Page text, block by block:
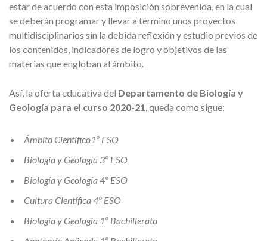
estar de acuerdo con esta imposición sobrevenida, en la cual
se deberán programar y llevar a término unos proyectos
multidisciplinarios sin la debida reflexión y estudio previos de
los contenidos, indicadores de logro y objetivos de las
materias que engloban al ámbito.
Así, la oferta educativa del Departamento de Biología y
Geología para el curso 2020-21, queda como sigue:
Ámbito Científico1º ESO
Biología y Geología 3º ESO
Biología y Geología 4º ESO
Cultura Científica 4º ESO
Biología y Geología 1º Bachillerato